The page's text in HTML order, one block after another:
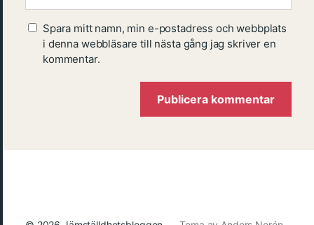
Spara mitt namn, min e-postadress och webbplats
i denna webbläsare till nästa gång jag skriver en
kommentar.